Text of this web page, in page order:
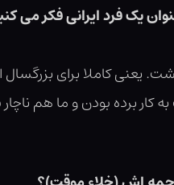
یک فرد ایرانی فکر می
یعنی کاملا برای
برده بودن و ما هم ناچار